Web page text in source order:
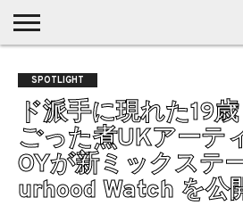
MUSIC
LATEST
POSTS
SPOTLIGHT
NYP
/ DL
DISCOVERY
ROCK
POP
ALTERNATIVE
ELECTRONIC
SSW
FOLK
SPOTLIGHT
ド派手に現れた19
ごった煮UKアーテ
OYが新ミックステ
urhood Watch を公